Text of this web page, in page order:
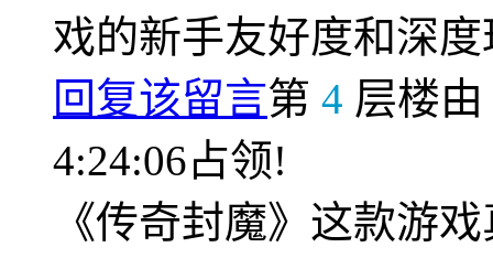
戏的新手友好度和深
回复该留言第 4 层楼由
4:24:06占领!
《传奇封魔》这款游